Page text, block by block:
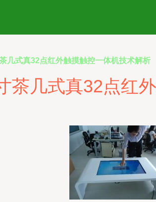
几式真32点红外触摸触控一体机技术解析
茶几式真32点红